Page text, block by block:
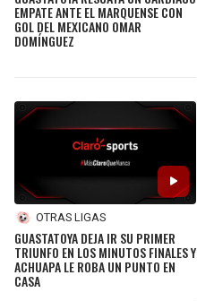
EMPATE ANTE EL MARQUENSE CON
GOL DEL MEXICANO OMAR
DOMÍNGUEZ
OTRAS LIGAS
GUASTATOYA DEJA IR SU PRIMER
TRIUNFO EN LOS MINUTOS FINALES Y
ACHUAPA LE ROBA UN PUNTO EN
CASA